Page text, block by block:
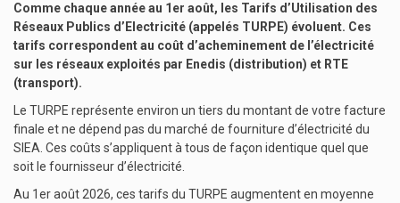
IRVE
Comme chaque année au 1er août, les Tarifs d’Utilisation des
Réseaux Publics d’Electricité (appelés TURPE) évoluent. Ces
tarifs correspondent au coût d’acheminement de l’électricité
sur les réseaux exploités par Enedis (distribution) et RTE
(transport).
Le TURPE représente environ un tiers du montant de votre facture
finale et ne dépend pas du marché de fourniture d’électricité du
SIEA. Ces coûts s’appliquent à tous de façon identique quel que
soit le fournisseur d’électricité.
Au 1er août 2026, ces tarifs du TURPE augmentent en moyenne